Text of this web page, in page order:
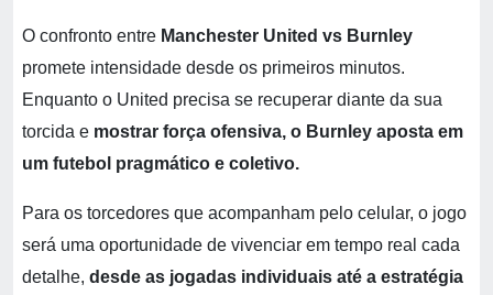
O confronto entre Manchester United vs Burnley
promete intensidade desde os primeiros minutos.
Enquanto o United precisa se recuperar diante da sua
torcida e mostrar força ofensiva, o Burnley aposta em
um futebol pragmático e coletivo.
Para os torcedores que acompanham pelo celular, o jogo
será uma oportunidade de vivenciar em tempo real cada
detalhe, desde as jogadas individuais até a estratégia